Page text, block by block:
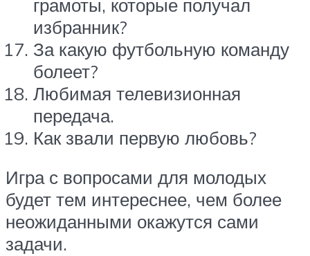
грамоты, которые получал
избранник?
За какую футбольную команду
болеет?
Любимая телевизионная
передача.
Как звали первую любовь?
Игра с вопросами для молодых
будет тем интереснее, чем более
неожиданными окажутся сами
задачи.